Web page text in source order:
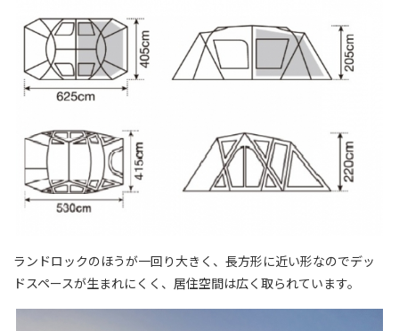
ランドロックのほうが一回り大きく、長方形に近い形なのでデッ
ドスペースが生まれにくく、居住空間は広く取られています。